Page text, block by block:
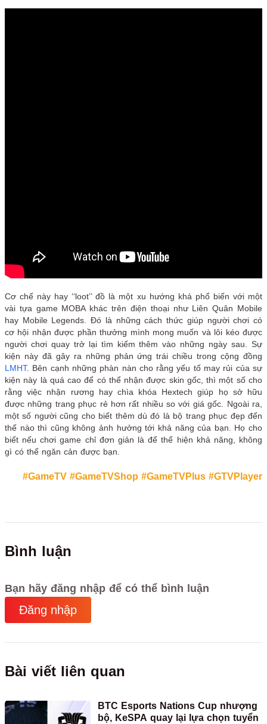
Cơ chế này hay ‘‘loot’’ đồ là một xu hướng khá phổ biến với một
vài tựa game MOBA khác trên điện thoại như Liên Quân Mobile
hay Mobile Legends. Đó là những cách thức giúp người chơi có
cơ hội nhận được phần thưởng mình mong muốn và lôi kéo được
người chơi quay trở lại tìm kiếm thêm vào những ngày sau. Sự
kiện này đã gây ra những phản ứng trái chiều trong cộng đồng
LMHT. Bên cạnh những phàn nàn cho rằng yếu tố may rủi của sự
kiện này là quá cao để có thể nhận được skin gốc, thì một số cho
rằng việc nhận rương hay chìa khóa Hextech giúp họ sở hữu
được những trang phục rẻ hơn rất nhiều so với giá gốc. Ngoài ra,
một số người cũng cho biết thêm dù đó là bộ trang phục đẹp đến
thế nào thì cũng không ảnh hưởng tới khả năng của bạn. Họ cho
biết nếu chơi game chỉ đơn giản là để thể hiện khả năng, không
gì có thể ngăn cản được bạn.
#GameTV #GameTVShop #GameTVPlus #GTVPlayer
Bình luận
Bạn hãy đăng nhập để có thể bình luận
Đăng nhập
Bài viết liên quan
BTC Esports Nations Cup nhượng
bộ, KeSPA quay lại lựa chọn tuyển